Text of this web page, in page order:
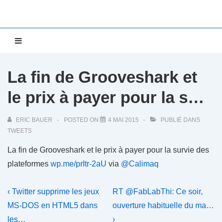
La fin de Grooveshark et
le prix à payer pour la s…
ERIC BAUER POSTED ON 4 MAI 2015
PUBLIÉ DANS
TWEETS
La fin de Grooveshark et le prix à payer pour la survie des
plateformes wp.me/prItr-2aU via @Calimaq
Navigation
de
Previous
Post
is
‹ Twitter supprime les jeux
MS-DOS en HTML5 dans
les…
Next
Post
is
RT @FabLabThi: Ce soir,
ouverture habituelle du ma…
›